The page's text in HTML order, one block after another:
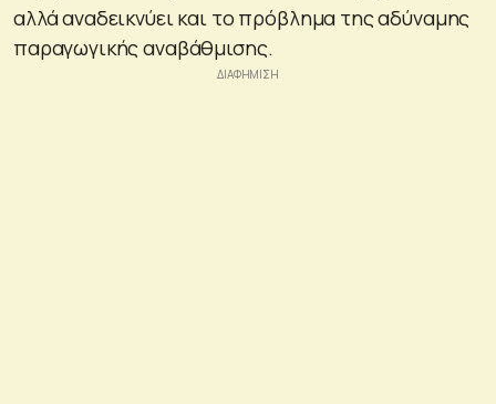
αλλά αναδεικνύει και το πρόβλημα της αδύναμης
παραγωγικής αναβάθμισης.